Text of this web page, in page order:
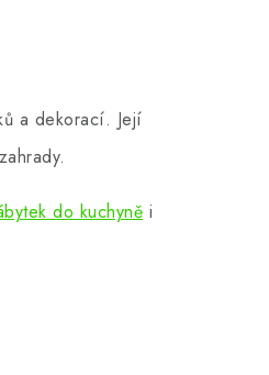
a dekorací. Její
do kuchyně i